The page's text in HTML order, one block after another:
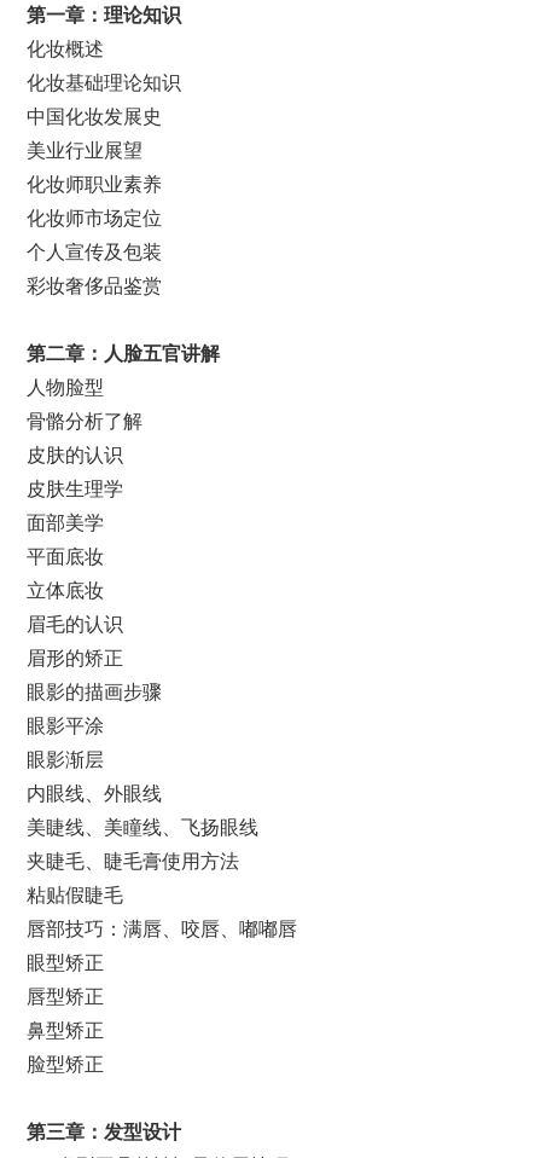
第一章：理论知识
化妆概述
化妆基础理论知识
中国化妆发展史
美业行业展望
化妆师职业素养
化妆师市场定位
个人宣传及包装
彩妆奢侈品鉴赏
第二章： 人脸五官讲解
人物脸型
骨骼分析了解
皮肤的认识
皮肤生理学
面部美学
平面底妆
立体底妆
眉毛的认识
眉形的矫正
眼影的描画步骤
眼影平涂
眼影渐层
内眼线、外眼线
美睫线、美瞳线、飞扬眼线
夹睫毛、睫毛膏使用方法
粘贴假睫毛
唇部技巧：满唇、咬唇、嘟嘟唇
眼型矫正
唇型矫正
鼻型矫正
脸型矫正
第三章：发型设计